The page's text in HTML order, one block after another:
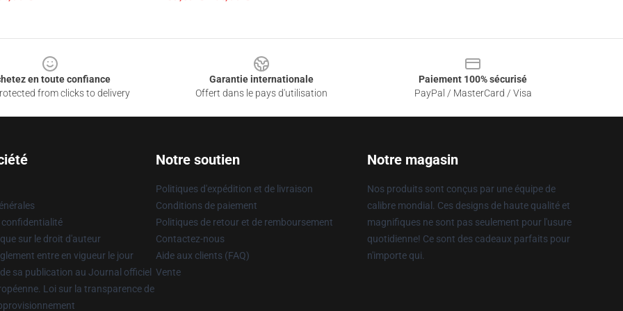
en toute confiance
from clicks to delivery
Garantie internationale
Offert dans le pays d'utilisation
Paiement 100% sécurisé
PayPal / MasterCard / Visa
confidentialité
sur le droit d'auteur
entre en vigueur le jour
sa publication au Journal officiel
Loi sur la transparence de
Notre soutien
Politiques d'expédition et de livraison
Conditions de paiement
Politiques de retour et de remboursement
Contactez-nous
Aide aux clients (FAQ)
Vente
Notre magasin
Nos produits sont conçus par une équipe de
calibre mondial. Ces designs de haute qualité et
magnifiques ne sont pas seulement pour l'usure
quotidienne! Ce sont des cadeaux parfaits pour
n'importe qui.